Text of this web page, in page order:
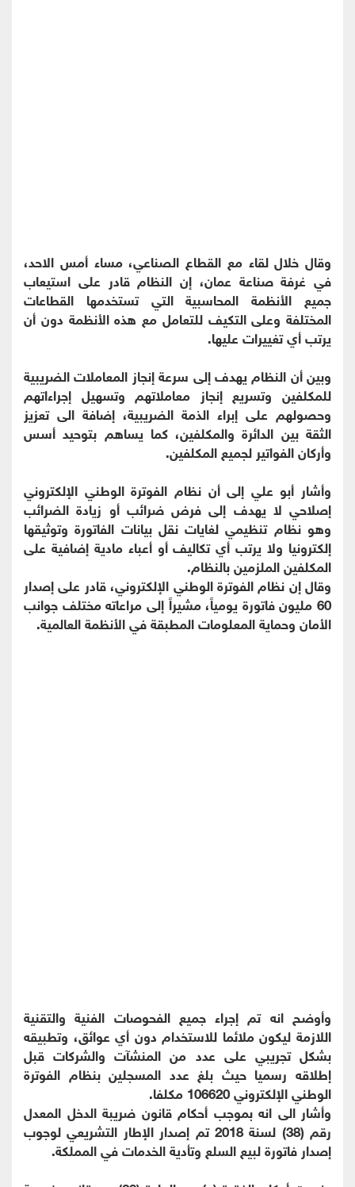
وقال خلال لقاء مع القطاع الصناعي، مساء أمس الاحد،
في غرفة صناعة عمان، إن النظام قادر على استيعاب
جميع الأنظمة المحاسبية التي تستخدمها القطاعات
المختلفة وعلى التكيف للتعامل مع هذه الأنظمة دون أن
يرتب أي تغييرات عليها.
وبين أن النظام يهدف إلى سرعة إنجاز المعاملات الضريبية
للمكلفين وتسريع إنجاز معاملاتهم وتسهيل إجراءاتهم
وحصولهم على إبراء الذمة الضريبية، إضافة الى تعزيز
الثقة بين الدائرة والمكلفين، كما يساهم بتوحيد أسس
وأركان الفواتير لجميع المكلفين.
وأشار أبو علي إلى أن نظام الفوترة الوطني الإلكتروني
إصلاحي لا يهدف إلى فرض ضرائب أو زيادة الضرائب
وهو نظام تنظيمي لغايات نقل بيانات الفاتورة وتوثيقها
إلكترونيا ولا يرتب أي تكاليف أو أعباء مادية إضافية على
المكلفين الملزمين بالنظام.
وقال إن نظام الفوترة الوطني الإلكتروني، قادر على إصدار
60 مليون فاتورة يومياً، مشيراً إلى مراعاته مختلف جوانب
الأمان وحماية المعلومات المطبقة في الأنظمة العالمية.
وأوضح انه تم إجراء جميع الفحوصات الفنية والتقنية
اللازمة ليكون ملائما للاستخدام دون أي عوائق، وتطبيقه
بشكل تجريبي على عدد من المنشآت والشركات قبل
إطلاقه رسميا حيث بلغ عدد المسجلين بنظام الفوترة
الوطني الإلكتروني 106620 مكلفا.
وأشار الى انه بموجب أحكام قانون ضريبة الدخل المعدل
رقم (38) لسنة 2018 تم إصدار الإطار التشريعي لوجوب
إصدار فاتورة لبيع السلع وتأدية الخدمات في المملكة.